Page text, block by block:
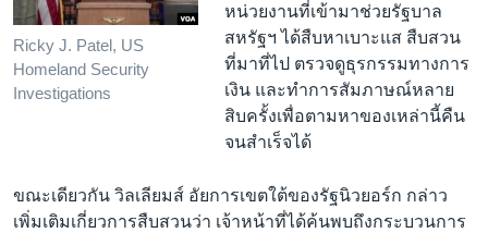
Ricky J. Patel, US
Homeland Security
Investigations
หน่วยงานที่เข้ามาช่วยรัฐบาล
สหรัฐฯ ได้สืบหาเบาะแส สืบสวน
ที่มาที่ไป ตรวจดูธุรกรรมทางการ
เงิน และทำการสัมภาษณ์หลาย
สิบครั้งเพื่อตามหาของเหล่านี้คืน
จนสำเร็จได้
ขณะเดียวกัน วิลเลียมส์ อัยการเขตใต้ของรัฐนิวยอร์ก กล่าว
เพิ่มเติมเกี่ยวการสืบสวนว่า เจ้าหน้าที่ได้ค้นพบถึงกระบวนการ